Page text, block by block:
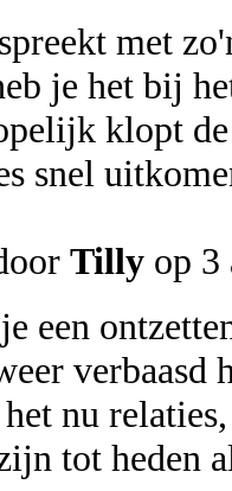
met
je het bij
klopt
snel
Tilly op 3
een
verbaasd
nu
tot heden